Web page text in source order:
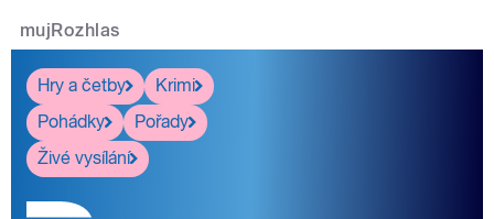
mujRozhlas
Hry a četby
Krimi
Pohádky
Pořady
Živé vysílání